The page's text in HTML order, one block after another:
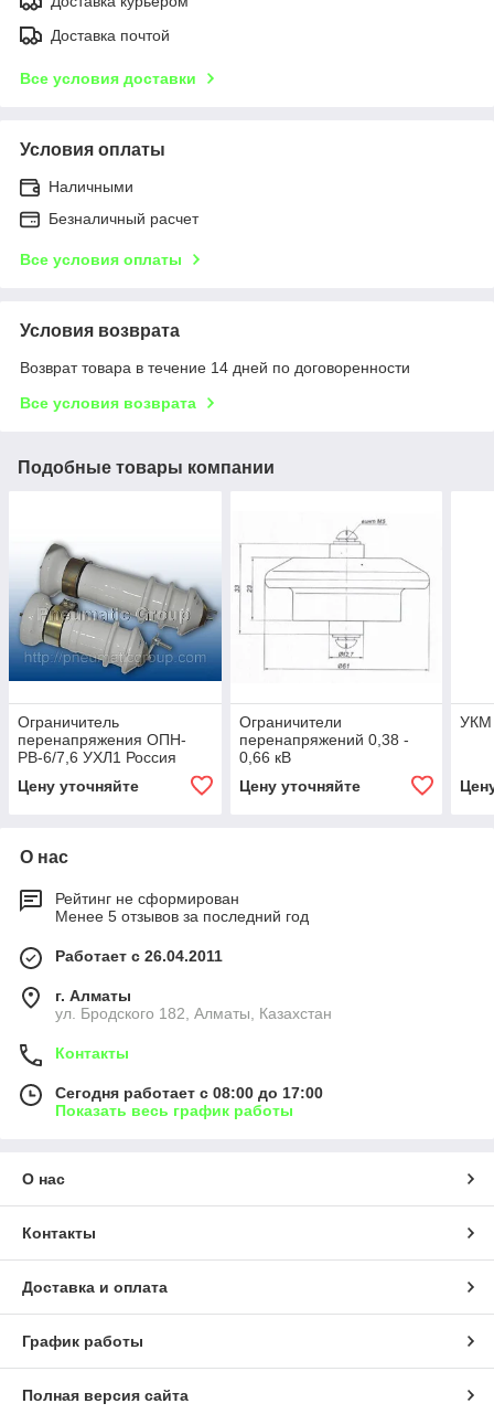
Доставка почтой
Все условия доставки
Условия оплаты
Наличными
Безналичный расчет
Все условия оплаты
Условия возврата
Возврат товара в течение 14 дней по договоренности
Все условия возврата
Подобные товары компании
Ограничитель
перенапряжения ОПН-
РВ-6/7,6 УХЛ1 Россия
Цену уточняйте
Ограничители
перенапряжений 0,38 -
0,66 кВ
Цену уточняйте
УКМ
О нас
Рейтинг не сформирован
Менее 5 отзывов за последний год
Работает с 26.04.2011
г. Алматы
ул. Бродского 182, Алматы, Казахстан
Контакты
Сегодня работает с 08:00 до 17:00
Показать весь график работы
О нас
Контакты
Доставка и оплата
График работы
Полная версия сайта